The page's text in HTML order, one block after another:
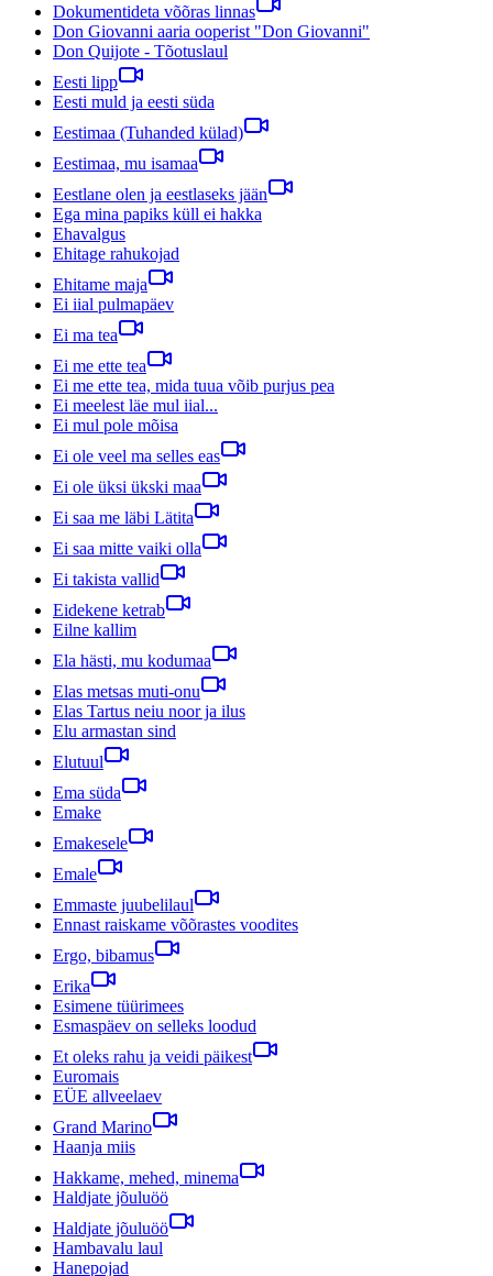
Dokumentideta võõras linnas
Don Giovanni aaria ooperist "Don Giovanni"
Don Quijote - Tõotuslaul
Eesti lipp
Eesti muld ja eesti süda
Eestimaa (Tuhanded külad)
Eestimaa, mu isamaa
Eestlane olen ja eestlaseks jään
Ega mina papiks küll ei hakka
Ehavalgus
Ehitage rahukojad
Ehitame maja
Ei iial pulmapäev
Ei ma tea
Ei me ette tea
Ei me ette tea, mida tuua võib purjus pea
Ei meelest läe mul iial...
Ei mul pole mõisa
Ei ole veel ma selles eas
Ei ole üksi ükski maa
Ei saa me läbi Lätita
Ei saa mitte vaiki olla
Ei takista vallid
Eidekene ketrab
Eilne kallim
Ela hästi, mu kodumaa
Elas metsas muti-onu
Elas Tartus neiu noor ja ilus
Elu armastan sind
Elutuul
Ema süda
Emake
Emakesele
Emale
Emmaste juubelilaul
Ennast raiskame võõrastes voodites
Ergo, bibamus
Erika
Esimene tüürimees
Esmaspäev on selleks loodud
Et oleks rahu ja veidi päikest
Euromais
EÜE allveelaev
Grand Marino
Haanja miis
Hakkame, mehed, minema
Haldjate jõuluöö
Haldjate jõuluöö
Hambavalu laul
Hanepojad